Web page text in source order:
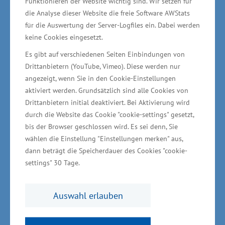
die Analyse dieser Website die freie Software AWStats
für die Auswertung der Server-Logfiles ein. Dabei werden
keine Cookies eingesetzt.
Es gibt auf verschiedenen Seiten Einbindungen von
Drittanbietern (YouTube, Vimeo). Diese werden nur
angezeigt, wenn Sie in den Cookie-Einstellungen
aktiviert werden. Grundsätzlich sind alle Cookies von
Drittanbietern initial deaktiviert. Bei Aktivierung wird
durch die Website das Cookie "cookie-settings" gesetzt,
bis der Browser geschlossen wird. Es sei denn, Sie
wählen die Einstellung "Einstellungen merken" aus,
dann beträgt die Speicherdauer des Cookies "cookie-
settings" 30 Tage.
Auswahl erlauben
Das Projekt Nachfolgezentrale M-V unterstützt
gemeinsam unter Beteiligung der
Wirtschaftskammern des Landes und der
Bürgschaftsbank M-V abgebende Unternehmen
aller Branchen. Es bietet Hilfe bei der Suche
nach einem Nachfolger oder einer Nachfolgerin
und informiert über die unterschiedlichen
Möglichkeiten einer Unternehmensübergabe
oder -übernahme.
Mit der Gewährung von Bildungsschecks für die
Weiterbildung und Beratung vor der geplanten
Geschäftsmodells rechtzeitig erkannt und